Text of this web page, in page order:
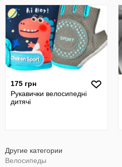
175 грн
Рукавички велосипедні
дитячі
Другие категории
Велосипеды